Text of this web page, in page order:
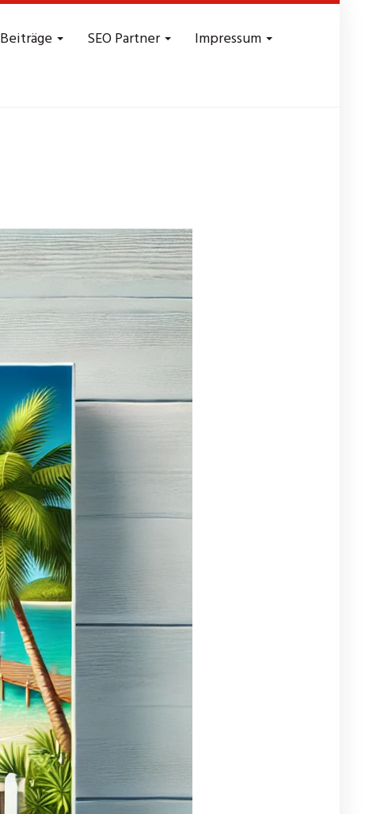
Beiträge SEO Partner Impressum